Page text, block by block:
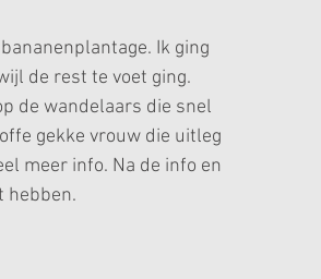
Ik ging
de rest te voet ging.
de wandelaars die snel
gekke vrouw die uitleg
meer info. Na de info en
hebben.